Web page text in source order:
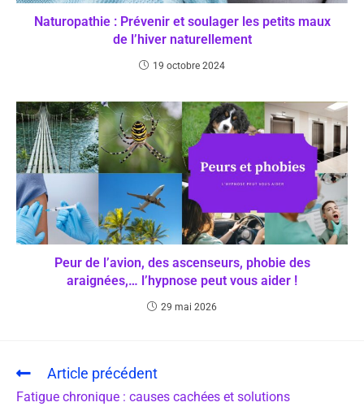
Naturopathie : Prévenir et soulager les petits maux
de l’hiver naturellement
19 octobre 2024
Peur de l’avion, des ascenseurs, phobie des
araignées,… l’hypnose peut vous aider !
29 mai 2026
Article précédent
Fatigue chronique : causes cachées et solutions